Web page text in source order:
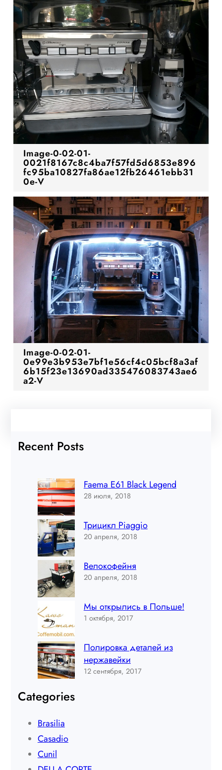
Image-0-02-01-
0021f8167c8c4ba7f57fd5d6853e896
fc95ba10827fa86ae12fb26461ebb31
0e-V
Image-0-02-01-
0e99e3b953e7bf1e56cf4c05bcf8a3af
6b15f23e13690ad335476083743ae6
a2-V
Recent Posts
Faema E61 Black Legend
28 июля, 2018
Трицикл Piaggio
20 апреля, 2018
Велокофейня
20 апреля, 2018
Мы открылись в Польше!
1 октября, 2017
Полировка деталей из
нержавейки
12 сентября, 2017
Categories
Brasilia
Casadio
Cunil